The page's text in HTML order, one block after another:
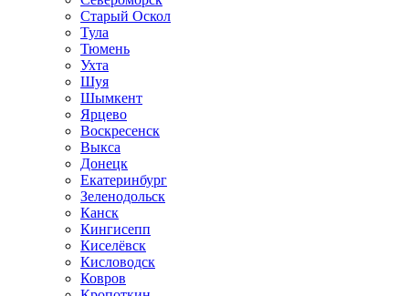
Старый Оскол
Тула
Тюмень
Ухта
Шуя
Шымкент
Ярцево
Воскресенск
Выкса
Донецк
Екатеринбург
Зеленодольск
Канск
Кингисепп
Киселёвск
Кисловодск
Ковров